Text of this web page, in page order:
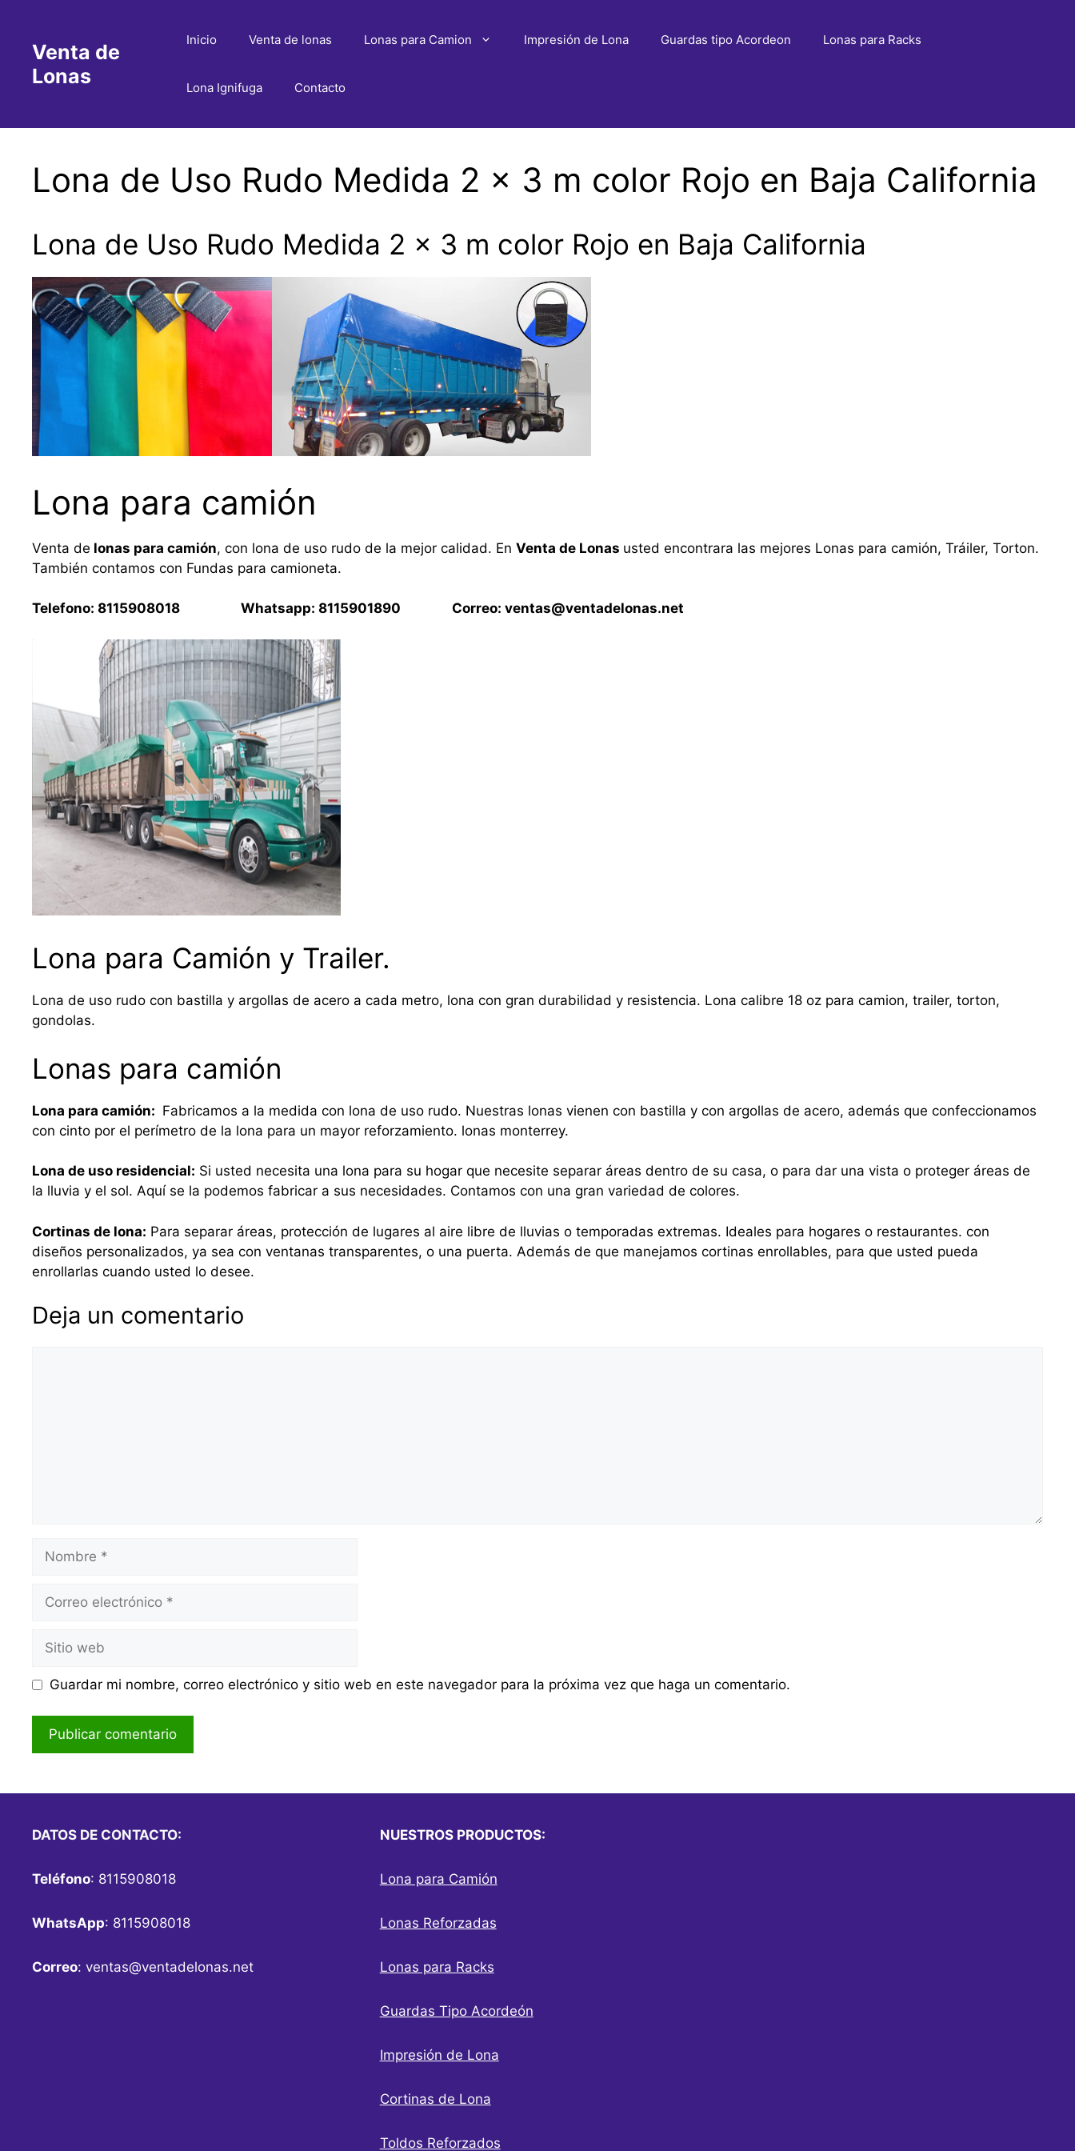
contenidoVenta de
Lonas
Inicio Venta de lonas Lonas para Camion Impresión de Lona Guardas tipo Acordeon Lonas para Racks
Lona Ignifuga Contacto
Lona de Uso Rudo Medida 2 x 3 m color Rojo en Baja California
Lona de Uso Rudo Medida 2 x 3 m color Rojo en Baja California
Lona para camión
Venta de lonas para camión, con lona de uso rudo de la mejor calidad. En Venta de Lonas usted encontrara las mejores Lonas para camión, Tráiler, Torton.
También contamos con Fundas para camioneta.
Telefono: 8115908018 Whatsapp: 8115901890 Correo: ventas@ventadelonas.net
Lona para Camión y Trailer.
Lona de uso rudo con bastilla y argollas de acero a cada metro, lona con gran durabilidad y resistencia. Lona calibre 18 oz para camion, trailer, torton,
gondolas.
Lonas para camión
Lona para camión: Fabricamos a la medida con lona de uso rudo. Nuestras lonas vienen con bastilla y con argollas de acero, además que confeccionamos
con cinto por el perímetro de la lona para un mayor reforzamiento. lonas monterrey.
Lona de uso residencial: Si usted necesita una lona para su hogar que necesite separar áreas dentro de su casa, o para dar una vista o proteger áreas de
la lluvia y el sol. Aquí se la podemos fabricar a sus necesidades. Contamos con una gran variedad de colores.
Cortinas de lona: Para separar áreas, protección de lugares al aire libre de lluvias o temporadas extremas. Ideales para hogares o restaurantes. con
diseños personalizados, ya sea con ventanas transparentes, o una puerta. Además de que manejamos cortinas enrollables, para que usted pueda
enrollarlas cuando usted lo desee.
Deja un comentario
Nombre
Correo
Sitio
web
Guardar mi nombre, correo electrónico y sitio web en este navegador para la próxima vez que haga un comentario.
DATOS DE CONTACTO:
Teléfono: 8115908018
WhatsApp: 8115908018
Correo: ventas@ventadelonas.net
NUESTROS PRODUCTOS:
Lona para Camión
Lonas Reforzadas
Lonas para Racks
Guardas Tipo Acordeón
Impresión de Lona
Cortinas de Lona
Toldos Reforzados